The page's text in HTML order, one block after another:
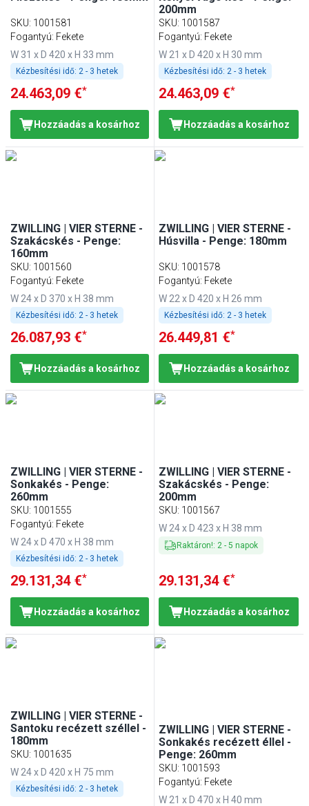
SKU: 1001581
Fogantyú: Fekete
W 31 x D 420 x H 33 mm
Kézbesítési idő: 2 - 3 hetek
24.463,09 €*
Hozzáadás a kosárhoz
200mm
SKU: 1001587
Fogantyú: Fekete
W 21 x D 420 x H 30 mm
Kézbesítési idő: 2 - 3 hetek
24.463,09 €*
Hozzáadás a kosárhoz
ZWILLING | VIER STERNE -
Szakácskés - Penge:
160mm
SKU: 1001560
Fogantyú: Fekete
W 24 x D 370 x H 38 mm
Kézbesítési idő: 2 - 3 hetek
26.087,93 €*
Hozzáadás a kosárhoz
ZWILLING | VIER STERNE -
Húsvilla - Penge: 180mm
SKU: 1001578
Fogantyú: Fekete
W 22 x D 420 x H 26 mm
Kézbesítési idő: 2 - 3 hetek
26.449,81 €*
Hozzáadás a kosárhoz
ZWILLING | VIER STERNE -
Sonkakés - Penge:
260mm
SKU: 1001555
Fogantyú: Fekete
W 24 x D 470 x H 38 mm
Kézbesítési idő: 2 - 3 hetek
29.131,34 €*
Hozzáadás a kosárhoz
ZWILLING | VIER STERNE -
Szakácskés - Penge:
200mm
SKU: 1001567
W 24 x D 423 x H 38 mm
Raktáron!: 2 -5 napok
29.131,34 €*
Hozzáadás a kosárhoz
ZWILLING | VIER STERNE -
Santoku recézett széllel -
180mm
SKU: 1001635
W 24 x D 420 x H 75 mm
Kézbesítési idő: 2 - 3 hetek
ZWILLING | VIER STERNE -
Sonkakés recézett éllel -
Penge: 260mm
SKU: 1001593
Fogantyú: Fekete
W 21 x D 470 x H 40 mm